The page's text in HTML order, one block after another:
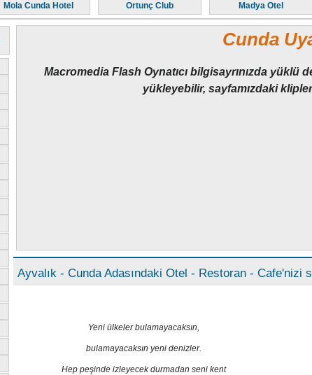
Mola Cunda Hotel Ortunç Club Madya Otel
Cunda
Macromedia Flash Oynatıcı bilgisayrınızda yüklü
yükleyebilir, sayfamızdaki
Ayvalık - Cunda Adasındaki Otel - Restoran - Cafe'nizi
Yeni ülkeler bulamayacaksın,
bulamayacaksın yeni denizler.
Hep peşinde izleyecek durmadan seni kent